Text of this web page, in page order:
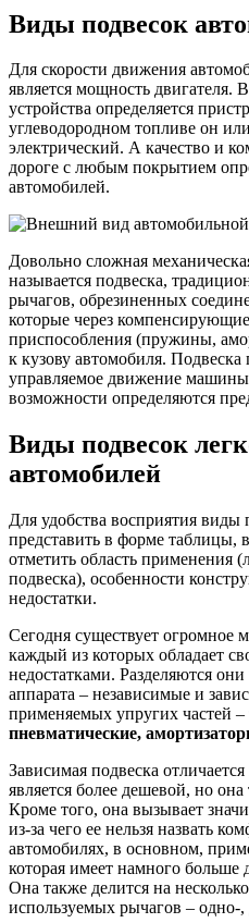
Виды подвесок
Для скорости движения
является мощность
устройства определяется
углеводородном топливе он
электрический. А качество и
дороге с любым покрытием
автомобилей.
Довольно сложная
называется подвеска,
рычагов, обрезиненных
которые через
приспособления (пружины,
к кузову автомобиля. Подвеска
управляемое движение
возможности определяются
Виды подвесок
автомобилей
Для удобства восприятия
представить в форме таблицы,
отметить область применения
подвеска), особенности
недостатки.
Сегодня существует огромное
каждый из которых обладает
недостатками. Разделяются
аппарата – независимые и
применяемых упругих частей –
пневматические,
Зависимая подвеска
является более дешевой, но
Кроме того, она вызывает
из-за чего ее нельзя назвать
автомобилях, в основном,
которая имеет намного больше
Она также делится на
используемых рычагов –